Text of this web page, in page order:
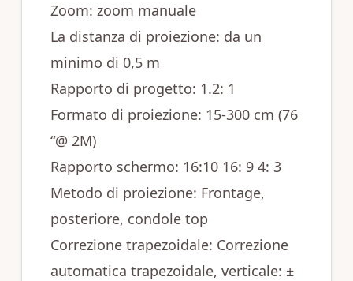
Zoom: zoom manuale
La distanza di proiezione: da un
minimo di 0,5 m
Rapporto di progetto: 1.2: 1
Formato di proiezione: 15-300 cm (76
“@ 2M)
Rapporto schermo: 16:10 16: 9 4: 3
Metodo di proiezione: Frontage,
posteriore, condole top
Correzione trapezoidale: Correzione
automatica trapezoidale, verticale: ±